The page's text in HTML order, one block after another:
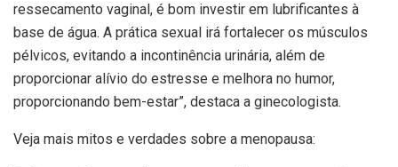
ressecamento vaginal, é bom investir em lubrificantes à
base de água. A prática sexual irá fortalecer os músculos
pélvicos, evitando a incontinência urinária, além de
proporcionar alívio do estresse e melhora no humor,
proporcionando bem-estar”, destaca a ginecologista.
Veja mais mitos e verdades sobre a menopausa: